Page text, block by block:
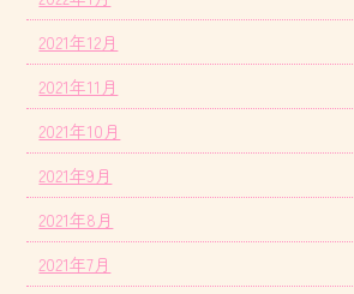
2021年12月
2021年11月
2021年10月
2021年9月
2021年8月
2021年7月